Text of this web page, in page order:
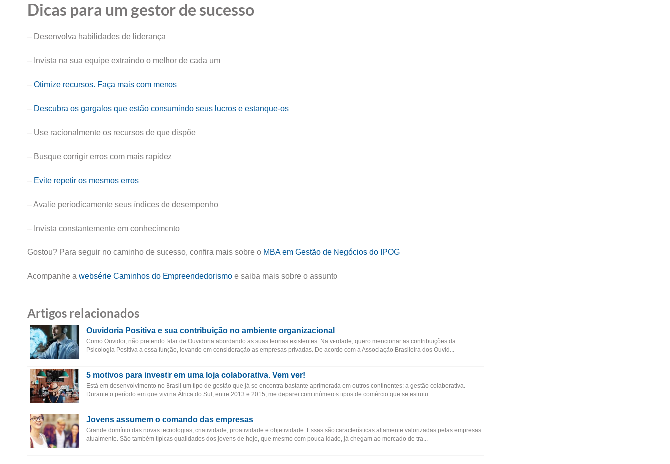
Dicas para um gestor de sucesso
– Desenvolva habilidades de liderança
– Invista na sua equipe extraindo o melhor de cada um
– Otimize recursos. Faça mais com menos
– Descubra os gargalos que estão consumindo seus lucros e estanque-os
– Use racionalmente os recursos de que dispõe
– Busque corrigir erros com mais rapidez
– Evite repetir os mesmos erros
– Avalie periodicamente seus índices de desempenho
– Invista constantemente em conhecimento
Gostou? Para seguir no caminho de sucesso, confira mais sobre o MBA em Gestão de Negócios do IPOG
Acompanhe a websérie Caminhos do Empreendedorismo e saiba mais sobre o assunto
Artigos relacionados
Ouvidoria Positiva e sua contribuição no ambiente organizacional
Como Ouvidor, não pretendo falar de Ouvidoria abordando as suas teorias existentes. Na verdade, quero mencionar as contribuições da
Psicologia Positiva a essa função, levando em consideração as empresas privadas. De acordo com a Associação Brasileira dos Ouvid...
5 motivos para investir em uma loja colaborativa. Vem ver!
Está em desenvolvimento no Brasil um tipo de gestão que já se encontra bastante aprimorada em outros continentes: a gestão colaborativa.
Durante o período em que vivi na África do Sul, entre 2013 e 2015, me deparei com inúmeros tipos de comércio que se estrutu...
Jovens assumem o comando das empresas
Grande domínio das novas tecnologias, criatividade, proatividade e objetividade. Essas são características altamente valorizadas pelas empresas
atualmente. São também típicas qualidades dos jovens de hoje, que mesmo com pouca idade, já chegam ao mercado de tra...